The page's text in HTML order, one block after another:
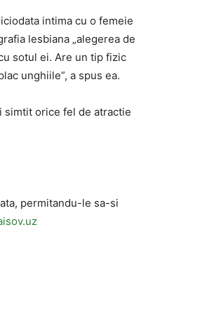
intima cu o femeie
lesbiana „alegerea de
sotul ei. Are un tip fizic
unghiile”, a spus ea.
simtit orice fel de atractie
permitandu-le sa-si